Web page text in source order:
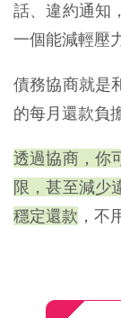
話、違約通知
一個能減輕壓
債務協商就是
的每月還款負
透過協商，你
限，甚至減少
穩定還款 ，不